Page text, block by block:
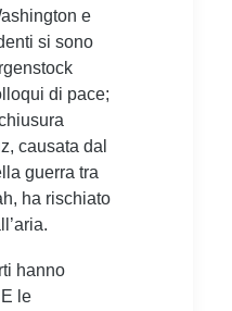
e
si sono
di pace;
causata dal
guerra tra
ha rischiato
hanno
le